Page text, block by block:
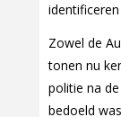
Zowel de
tonen nu
politie na
bedoeld